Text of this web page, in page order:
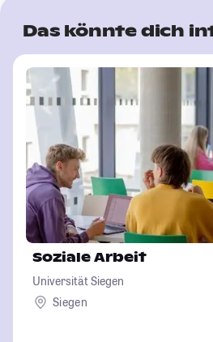
Das könnte dich
Soziale Arbeit
Universität Siegen
Siegen